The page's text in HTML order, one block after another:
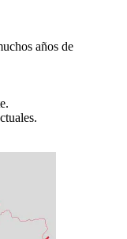
años de